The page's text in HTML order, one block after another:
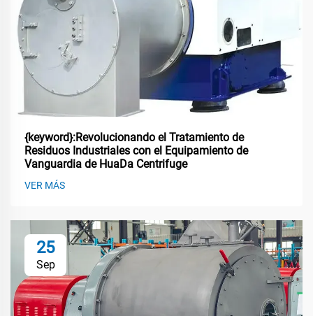
{keyword}:Revolucionando el Tratamiento de
Residuos Industriales con el Equipamiento de
Vanguardia de HuaDa Centrifuge
VER MÁS
25
Sep